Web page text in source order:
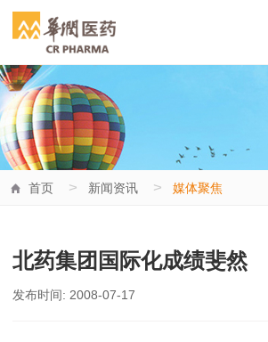
首页 > 新闻资讯 > 媒体聚焦
北药集团国际化成绩斐然
发布时间: 2008-07-17